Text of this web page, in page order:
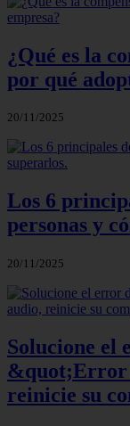
¿Qué es la
por qué
20/11/2025
Los 6
personas y
20/11/2025
Solucione el
&quot;Error
reinicie su